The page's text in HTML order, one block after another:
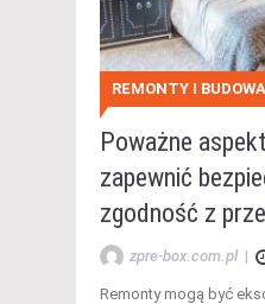
REMONTY I BUDOWA
Poważne
zapewnić
zgodność z
zpre-box.com.pl |
Remonty mogą być